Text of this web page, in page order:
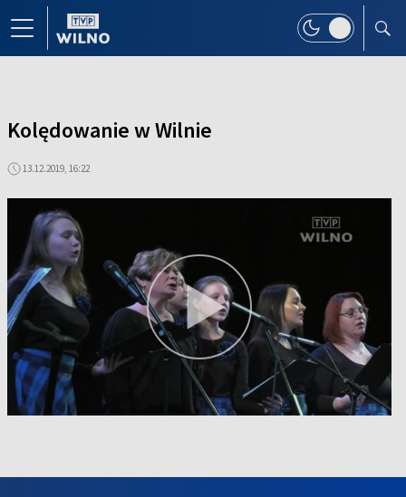
Kolędowanie w Wilnie
13.12.2019, 16:22